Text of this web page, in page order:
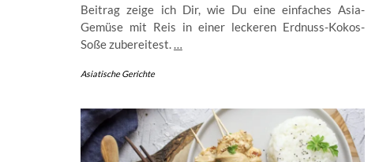
Beitrag zeige ich Dir, wie Du eine einfaches Asia-
Gemüse mit Reis in einer leckeren Erdnuss-Kokos-
Soße zubereitest.…
Asiatische Gerichte